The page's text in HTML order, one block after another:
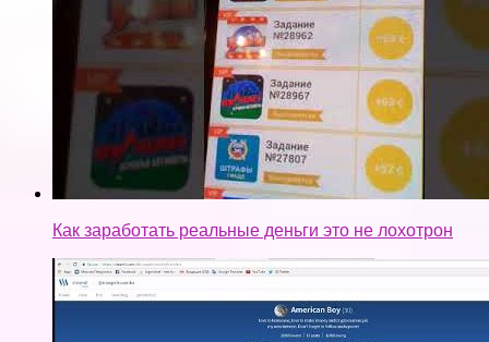
Как заработать реальные деньги это не лохотрон